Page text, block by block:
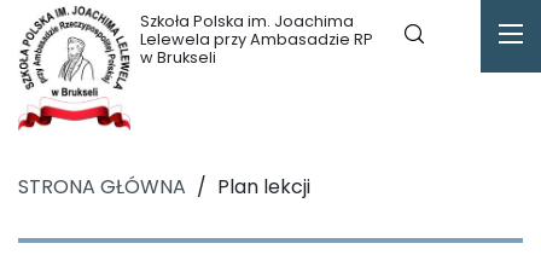
Szkoła Polska im. Joachima
Lelewela przy Ambasadzie RP
w Brukseli
STRONA GŁÓWNA / Plan lekcji